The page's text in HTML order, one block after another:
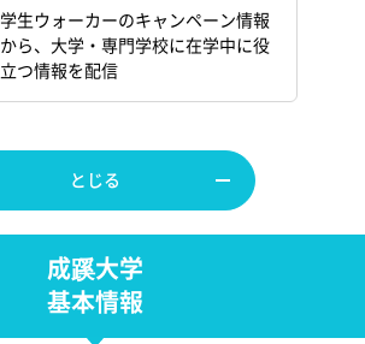
学生ウォーカーのキャンペーン情報
から、大学・専門学校に在学中に役
立つ情報を配信
とじる
成蹊大学
基本情報